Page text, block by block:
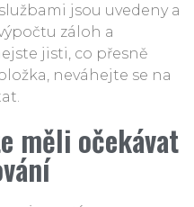
jsou uvedeny a
záloh a
jisti, co přesně
neváhejte se na
měli očekávat